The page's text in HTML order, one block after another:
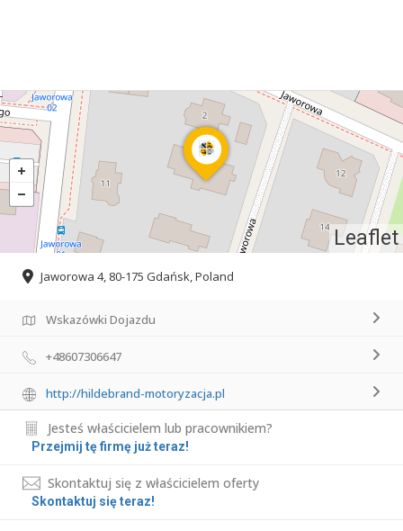
Leaflet
Jaworowa 4, 80-175 Gdańsk, Poland
Wskazówki Dojazdu
+48607306647
http://hildebrand-motoryzacja.pl
Jesteś właścicielem lub pracownikiem?
Przejmij tę firmę już teraz!
Skontaktuj się z właścicielem oferty
Skontaktuj się teraz!